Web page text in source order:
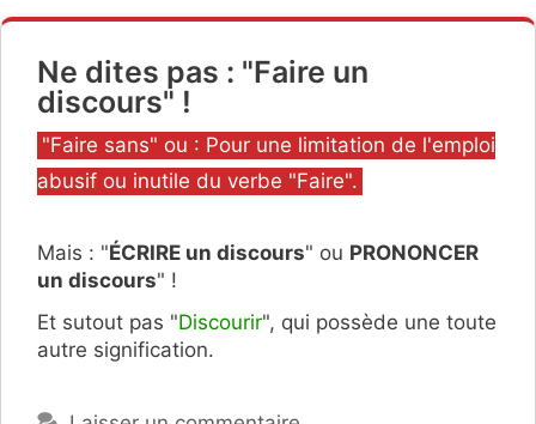
Ne dites pas : "Faire un
discours" !
Catégories
"Faire sans" ou : Pour une limitation de l'emploi
abusif ou inutile du verbe "Faire".
Mais : "ÉCRIRE un discours" ou PRONONCER
un discours" !
Et sutout pas "Discourir", qui possède une toute
autre signification.